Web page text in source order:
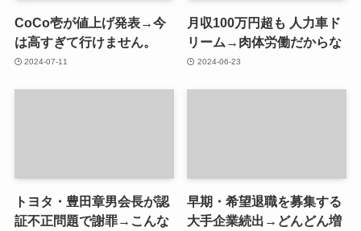
CoCo壱が値上げ発表→今
は高すぎて行けません。
2024-07-11
月収100万円超も 人力車ド
リーム→肉体労働だからな
2024-06-23
トヨタ・豊田章男会長が認
証不正問題で謝罪→こんな
早期・希望退職を募集する
大手企業続出→どんどん増